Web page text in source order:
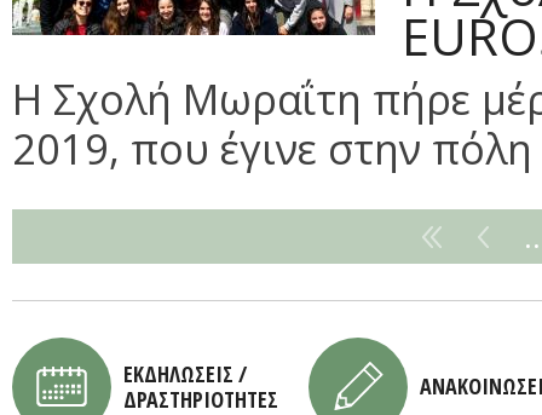
Η Σχολή Μωραΐτη πήρε
2019, που έγινε στην
ΕΚΔΗΛΩΣΕΙΣ /
ΔΡΑΣΤΗΡΙΟΤΗΤΕΣ